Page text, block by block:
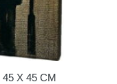
X 45 CM